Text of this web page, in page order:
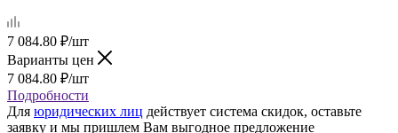
7 084.80 ₽/шт
Варианты цен
7 084.80 ₽/шт
Подробности
Для юридических лиц действует система скидок, оставьте
заявку и мы пришлем Вам выгодное предложение